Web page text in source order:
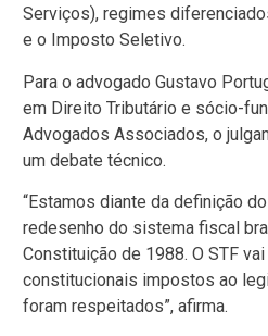
Serviços), regimes
e o Imposto Seletivo.
Para o advogado Gustavo
em Direito Tributário e sócio-
Advogados Associados, o
um debate técnico.
“Estamos diante da definição
redesenho do sistema fiscal
Constituição de 1988. O STF
constitucionais impostos ao
foram respeitados”, afirma.